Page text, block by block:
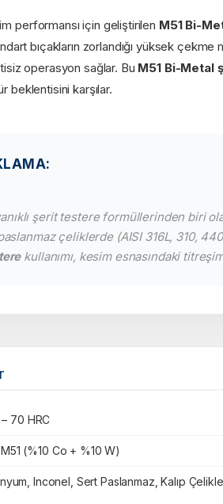
performansı için geliştirilen M51 Bi-
bıçakların zorlandığı yüksek
operasyon sağlar. Bu M51 Bi-Metal
beklentisini karşılar.
şerit testere formüllerinden biri
çeliklerde (AISI 316L, 310,
kullanımı, kesim esnasındaki
70 HRC
(%10 Co + %10 W)
Inconel, Sert Paslanmaz, Kalıp